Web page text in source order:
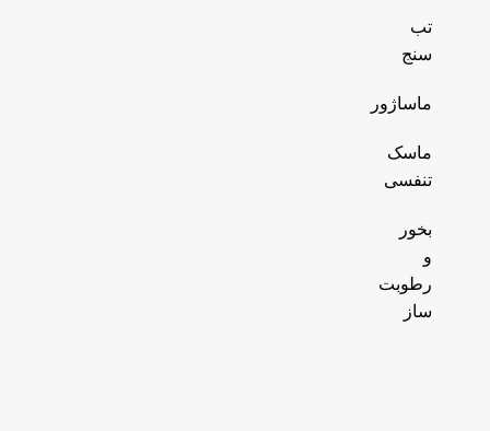
تب
سنج
ماساژور
ماسک
تنفسی
بخور
و
رطوبت
ساز